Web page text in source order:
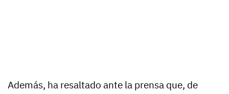
Además, ha resaltado ante la prensa que, de